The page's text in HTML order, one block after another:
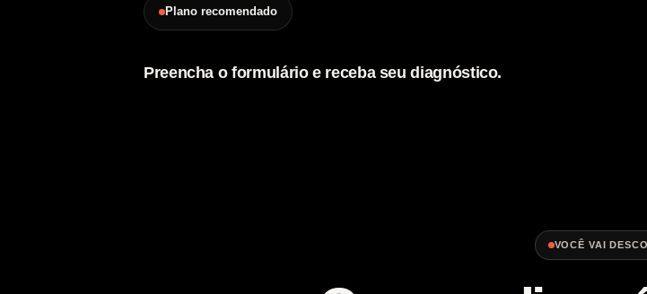
Plano recomendado
Preencha o formulário e receba seu diagnóstico.
VOCÊ VAI